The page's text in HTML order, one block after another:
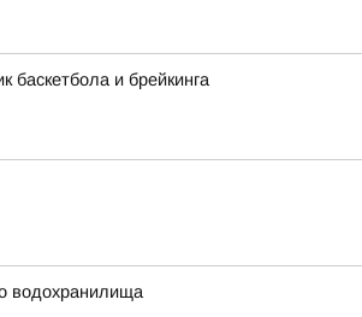
баскетбола и брейкинга
водохранилища